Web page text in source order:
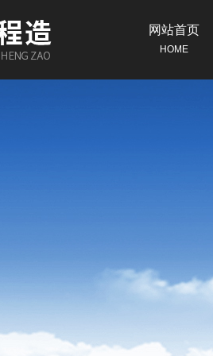
网站首页
HOME